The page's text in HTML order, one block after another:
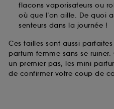
flacons vaporisateurs ou
où que l’on aille. De quoi
senteurs dans la journée !
Ces tailles sont aussi
parfum femme sans se
un premier pas, les mini
de confirmer votre coup de